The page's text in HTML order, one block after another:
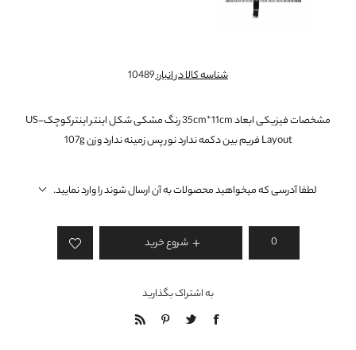
شناسه کالا در انبار:10489
مشخصات فیزیکی ابعاد 35cm*11cm رنگ مشکی شکل اینتر اینترکوچک-US
Layout فریم بین دکمه ندارد نور پس زمینه ندارد وزن 107g
لطفا آدرسی که میخواهید محصولات به آن ارسال شوند را وارد نمایید.
شروع خرید
به اشتراک بگذارید